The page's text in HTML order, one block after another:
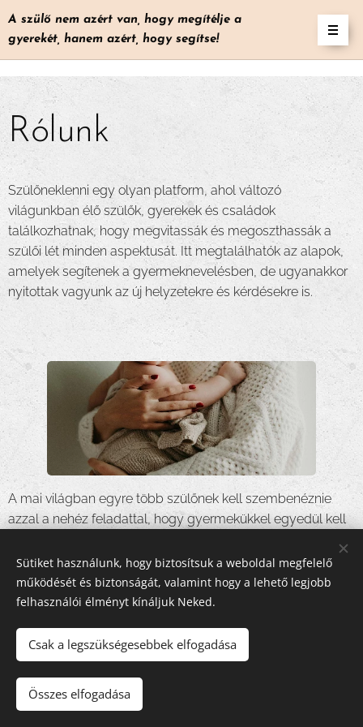
A szülő nem azért van, hogy megítélje a
gyerekét, hanem azért, hogy segítse!
Rólunk
Szülőneklenni egy olyan platform, ahol változó
világunkban élő szülők, gyerekek és családok
találkozhatnak, hogy megvitassák és megoszthassák a
szülői lét minden aspektusát. Itt megtalálhatók az alapok,
amelyek segítenek a gyermeknevelésben, de ugyanakkor
nyitottak vagyunk az új helyzetekre és kérdésekre is.
A mai világban egyre több szülőnek kell szembenéznie
azzal a nehéz feladattal, hogy gyermekükkel egyedül kell
2012. - Szülőnek lenni program - Minden jog fenntartva
Az oldalt a
Sütiket használunk, hogy biztosítsuk a weboldal megfelelő
működését és biztonságát, valamint hogy a lehető legjobb
felhasználói élményt kínáljuk Neked.
Csak a legszükségesebbek elfogadása
Összes elfogadása